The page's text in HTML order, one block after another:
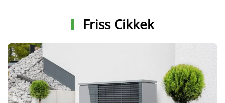
Friss Cikkek